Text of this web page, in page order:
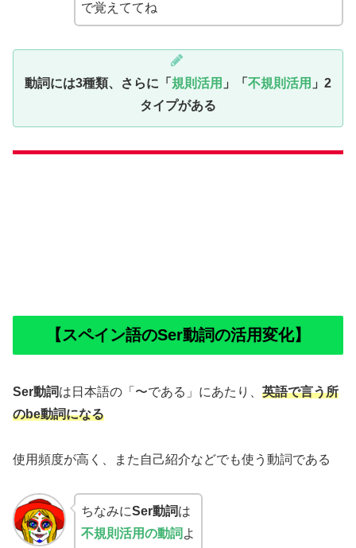
で覚えててね
動詞には3種類、さらに「 規則活用 」「 不規則活用 」2
タイプがある
【スペイン語のSer動詞の活用変化】
Ser動詞は日本語の「〜である」にあたり、 英語で言う所
のbe動詞になる
使用頻度が高く、また自己紹介などでも使う動詞である
ちなみにSer動詞は
不規則活用の動詞 よ